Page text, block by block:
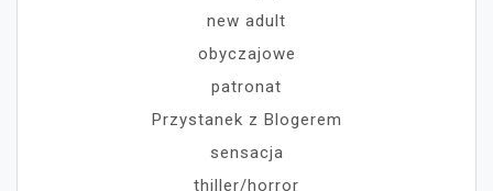
new adult
obyczajowe
patronat
Przystanek z Blogerem
sensacja
thiller/horror